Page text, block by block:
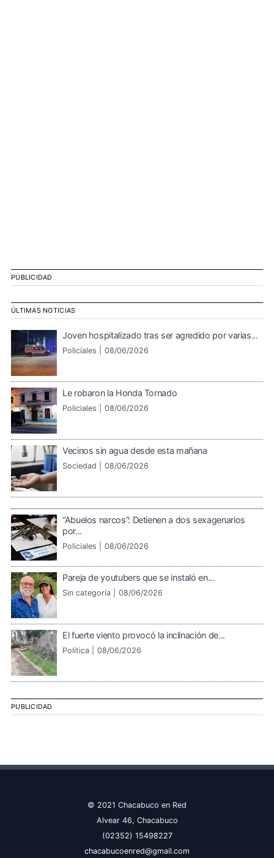
PUBLICIDAD
ÚLTIMAS NOTICIAS
Joven hospitalizado tras ser agredido por varias...
Policiales | 08/06/2026
Le robaron la Honda Tornado
Policiales | 08/06/2026
Vecinos sin agua desde esta mañana
Sociedad | 08/06/2026
“Abuelos narcos”: Detienen a dos sexagenarios
por...
Policiales | 08/06/2026
Pareja de youtubers que se instaló en...
Sin categoría | 08/06/2026
El fuerte viento provocó la inclinación de...
Política | 08/06/2026
PUBLICIDAD
© 2021 Chacabuco en Red
Alvear 46, Chacabuco
(02352) 15498227
chacabucoenred@gmail.com